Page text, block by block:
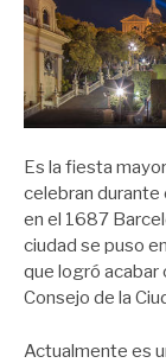
Es la fiesta
celebran durante
en el 1687
ciudad se puso
que logró acabar
Consejo de la
Actualmente es